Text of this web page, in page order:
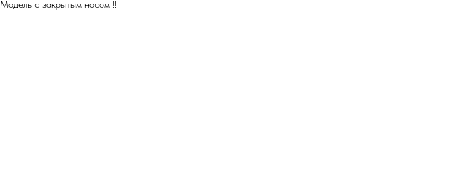
Модель с закрытым носом !!!